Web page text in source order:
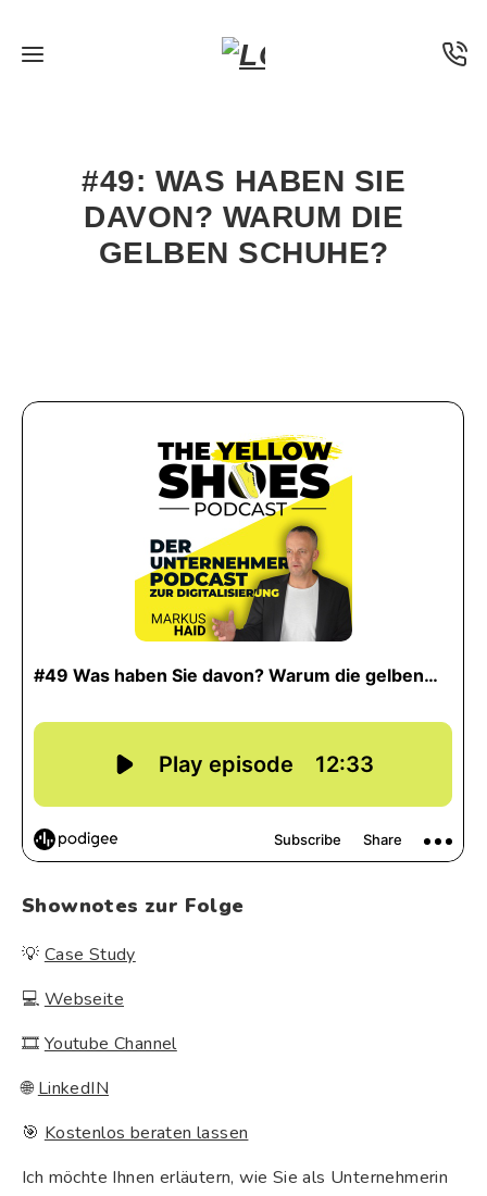
#49: WAS HABEN SIE
DAVON? WARUM DIE
GELBEN SCHUHE?
Shownotes zur Folge
💡 Case Study
💻 Webseite
🎞 Youtube Channel
🌐 LinkedIN
🎯 Kostenlos beraten lassen
Ich möchte Ihnen erläutern, wie Sie als Unternehmerin